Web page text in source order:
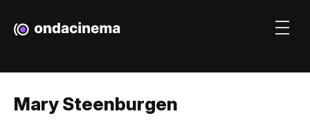
Mary Steenburgen